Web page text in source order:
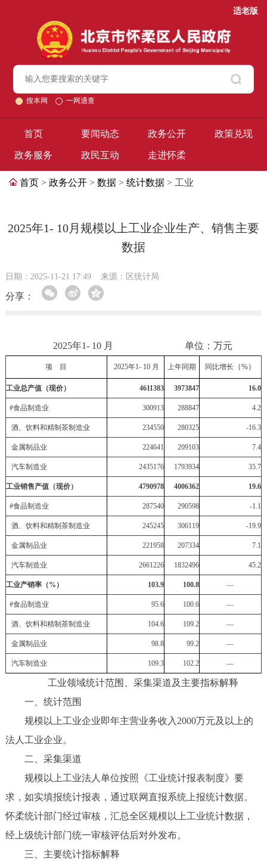
适老版
搜本网 一网通查
首页 要闻动态 政务公开 政策兑现
政务服务 政民互动 走进怀柔
首页 > 政务公开 > 数据 > 统计数据 > 工业
2025年1- 10月规模以上工业企业生产、销售主要
数据
日期：2025-11-21 17:49 来源：区统计局
分享：
2025年1- 10 月 单位：万元
项 目 2025年1- 10 月 上年同期 同比增长 （%）
工业总产值（现价） 4611383 3973847 16.0
#食品制造业 300913 288847 4.2
酒、饮料和精制茶制造业 234550 280325 -16.3
金属制品业 224641 209103 7.4
汽车制造业 2435176 1793934 35.7
工业销售产值（现价） 4790978 4006362 19.6
#食品制造业 287540 290598 -1.1
酒、饮料和精制茶制造业 245245 306119 -19.9
金属制品业 221958 207334 7.1
汽车制造业 2661226 1832496 45.2
工业产销率（%） 103.9 100.8 —
#食品制造业 95.6 100.6 —
酒、饮料和精制茶制造业 104.6 109.2 —
金属制品业 98.8 99.2 —
汽车制造业 109.3 102.2 —
工业领域统计范围、采集渠道及主要指标解释
一、统计范围
规模以上工业企业即年主营业务收入2000万元及以上的
法人工业企业。
二、采集渠道
规模以上工业法人单位按照《工业统计报表制度》要
求，如实填报统计报表，通过联网直报系统上报统计数据。
怀柔统计部门经过审核，汇总全区规模以上工业统计数据，
经上级统计部门统一审核评估后对外发布。
三、主要统计指标解释